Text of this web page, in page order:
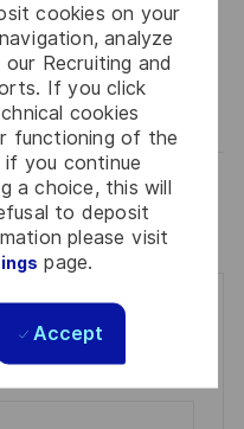
cookies on your
analyze
Recruiting and
If you click
cookies
functioning of the
if you continue
a choice, this will
to deposit
please visit
page.
Accept
jobs
week